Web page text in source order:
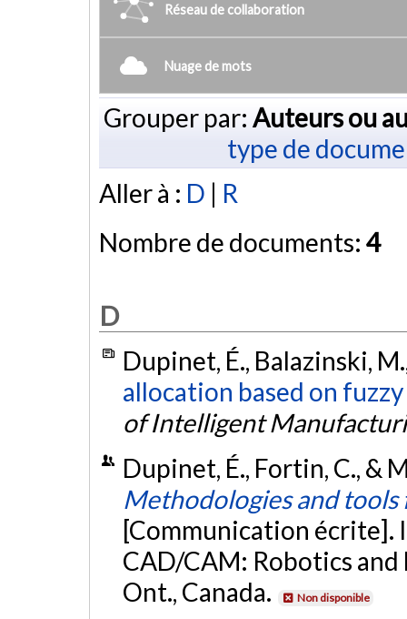
Réseau de collaboration
Nuage de mots
Grouper par: Auteurs ou
type de
Aller à : D | R
Nombre de documents: 4
D
Dupinet, É., Balazinski,
allocation based on
of Intelligent
Dupinet, É., Fortin, C., &
Methodologies and tools
[Communication écrite].
CAD/CAM: Robotics
Ont., Canada.
Non disponible